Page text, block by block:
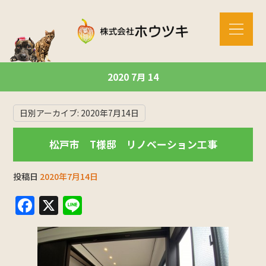
2020 7月 14
日別アーカイブ: 2020年7月14日
松戸市 T様邸 リノベーション工事
投稿日 2020年7月14日
F
a
c
X
n
e